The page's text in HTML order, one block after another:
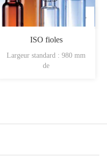
ISO fioles
Largeur standard : 980 mm
de